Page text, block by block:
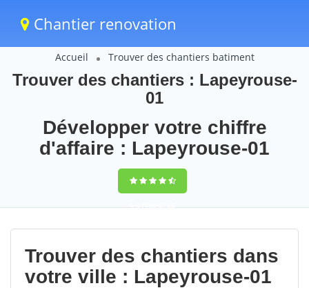
Chantier renovation
Accueil Trouver des chantiers batiment
Trouver des chantiers : Lapeyrouse-
01
Développer votre chiffre
d'affaire : Lapeyrouse-01
9,5(100%)66
votes
Trouver des chantiers dans
votre ville : Lapeyrouse-01